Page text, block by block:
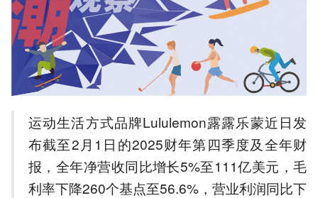
2026财年Q1预计收入增长
25%-30%，全年目标20%。
3.80元发圈溢价11.5倍至999
元，2026年新品定价涨至
150元引热议。
4.创始人Chip Wilson推动董
选浮出水面。
5.品牌计划2026年进入6个
新市场，创单年扩张纪录。
以上内容由AI大模型生成，仅供
参考
运动生活方式品牌Lululemon露露乐蒙近日发
布截至2月1日的2025财年第四季度及全年财
报，全年净营收同比增长5%至111亿美元，毛
利率下降260个基点至56.6%，营业利润同比下